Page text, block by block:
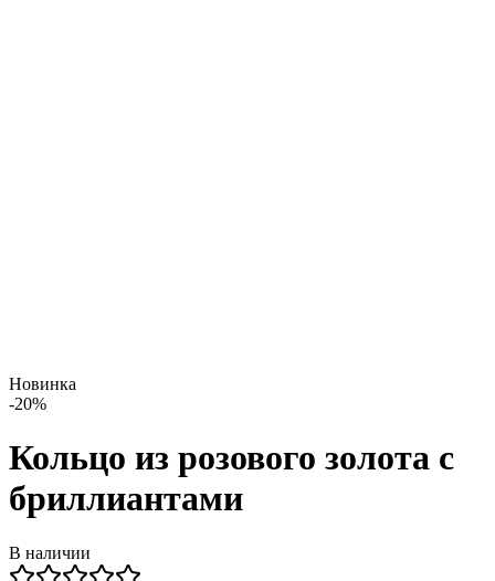
Новинка
-20%
Кольцо из розового золота с
бриллиантами
В наличии